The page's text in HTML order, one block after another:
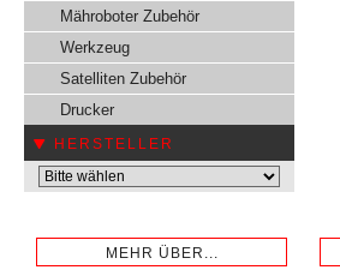
Mähroboter Zubehör
Werkzeug
Satelliten Zubehör
Drucker
HERSTELLER
MEHR ÜBER...